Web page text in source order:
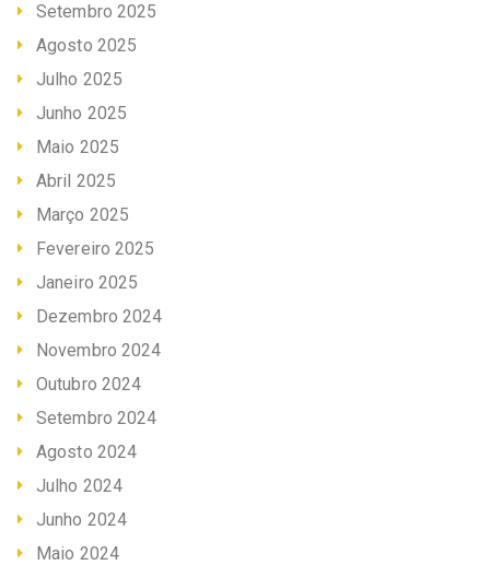
Setembro 2025
Agosto 2025
Julho 2025
Junho 2025
Maio 2025
Abril 2025
Março 2025
Fevereiro 2025
Janeiro 2025
Dezembro 2024
Novembro 2024
Outubro 2024
Setembro 2024
Agosto 2024
Julho 2024
Junho 2024
Maio 2024